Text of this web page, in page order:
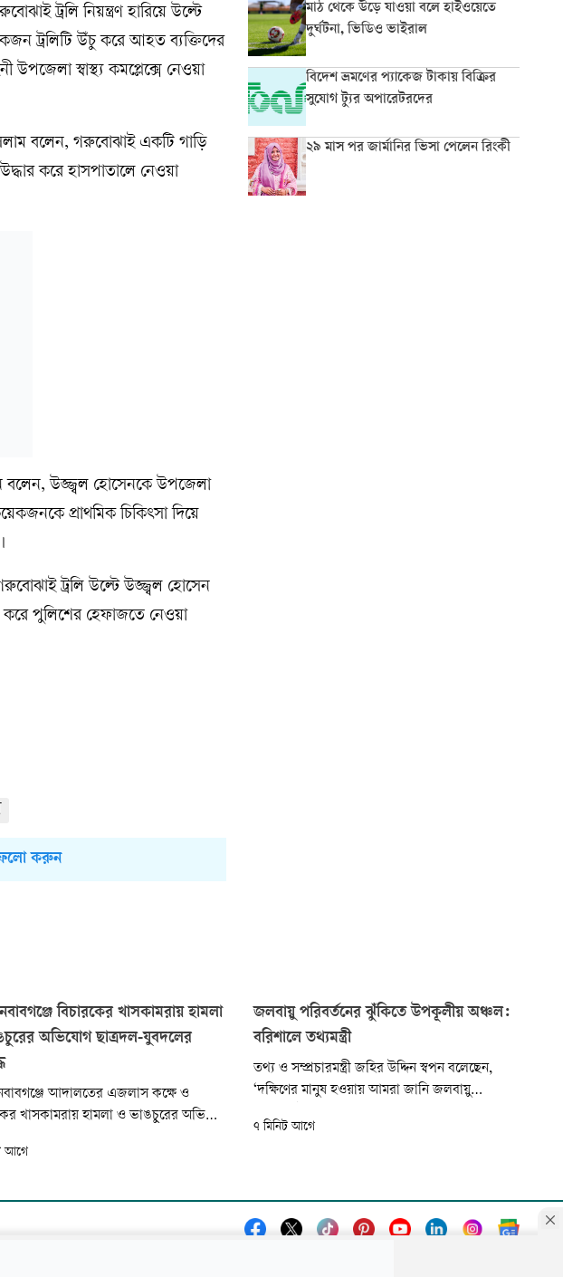
ট্রলি নিয়ন্ত্রণ হারিয়ে উল্টে
ট্রলিটি উঁচু করে আহত ব্যক্তিদের
স্বাস্থ্য কমপ্লেক্সে নেওয়া
বলেন, গরুবোঝাই একটি গাড়ি
করে হাসপাতালে নেওয়া
বলেন, উজ্জ্বল হোসেনকে উপজেলা
প্রাথমিক চিকিৎসা দিয়ে
গরুবোঝাই ট্রলি উল্টে উজ্জ্বল হোসেন
পুলিশের হেফাজতে নেওয়া
ফলো করুন
মাঠ থেকে উড়ে যাওয়া বলে হাইওয়েতে
দুর্ঘটনা, ভিডিও ভাইরাল
বিদেশ ভ্রমণের প্যাকেজ টাকায় বিক্রির
সুযোগ ট্যুর অপারেটরদের
২৯ মাস পর জার্মানির ভিসা পেলেন রিংকী
বিচারকের খাসকামরায় হামলা
অভিযোগ ছাত্রদল-যুবদলের
আদালতের এজলাস কক্ষে ও
খাসকামরায় হামলা ও ভাঙচুরের অভিযোগ
বিরুদ্ধে। আজ রোববার দুপুরে
এ হামলার এ ঘটনা ঘটে।
আগে
জলবায়ু পরিবর্তনের ঝুঁকিতে উপকূলীয় অঞ্চল:
বরিশালে তথ্যমন্ত্রী
তথ্য ও সম্প্রচারমন্ত্রী জহির উদ্দিন স্বপন বলেছেন,
‘দক্ষিণের মানুষ হওয়ায় আমরা জানি জলবায়ু
পরিমাণ, তাপের পরিমাণ এবং পানির উচ্চতা দিনকে
৭ মিনিট আগে